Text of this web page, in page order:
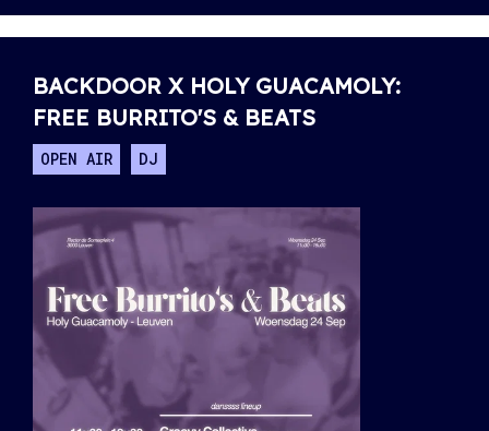
BACKDOOR X HOLY GUACAMOLY:
FREE BURRITO'S & BEATS
OPEN AIR DJ